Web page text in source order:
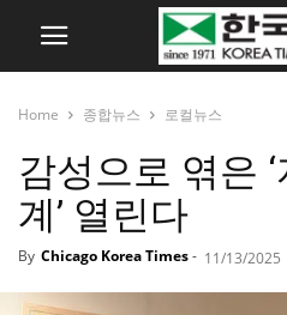
Home 종합뉴스 로컬뉴스
감성으로 엮은
계’ 열린다
By Chicago Korea Times- 11/13/2025